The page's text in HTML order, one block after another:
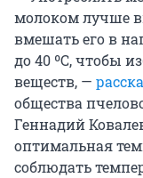
молоком лучше
вмешать его в
до 40 ºС, чтобы
веществ, —
общества
Геннадий
оптимальная
соблюдать